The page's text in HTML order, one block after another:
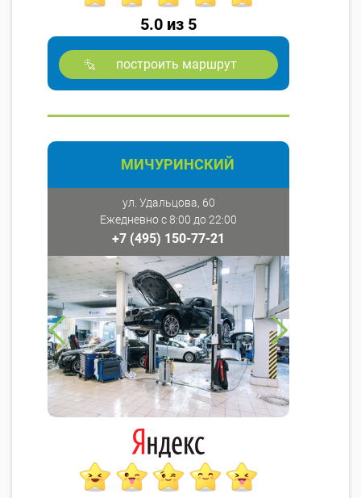
5.0 из 5
построить маршрут
МИЧУРИНСКИЙ
ул. Удальцова, 60
Ежедневно с 8:00 до 22:00
+7 (495) 150-77-21